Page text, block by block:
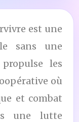
est une
sans une
les
où
et combat
une lutte